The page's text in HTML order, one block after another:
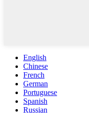
English
Chinese
French
German
Portuguese
Spanish
Russian